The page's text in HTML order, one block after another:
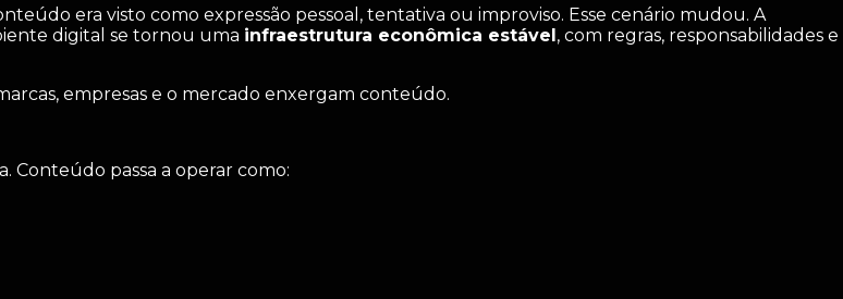
era visto como expressão pessoal, tentativa ou improviso. Esse cenário mudou. A
digital se tornou uma infraestrutura econômica estável, com regras, responsabilidades e
empresas e o mercado enxergam conteúdo.
Conteúdo passa a operar como: